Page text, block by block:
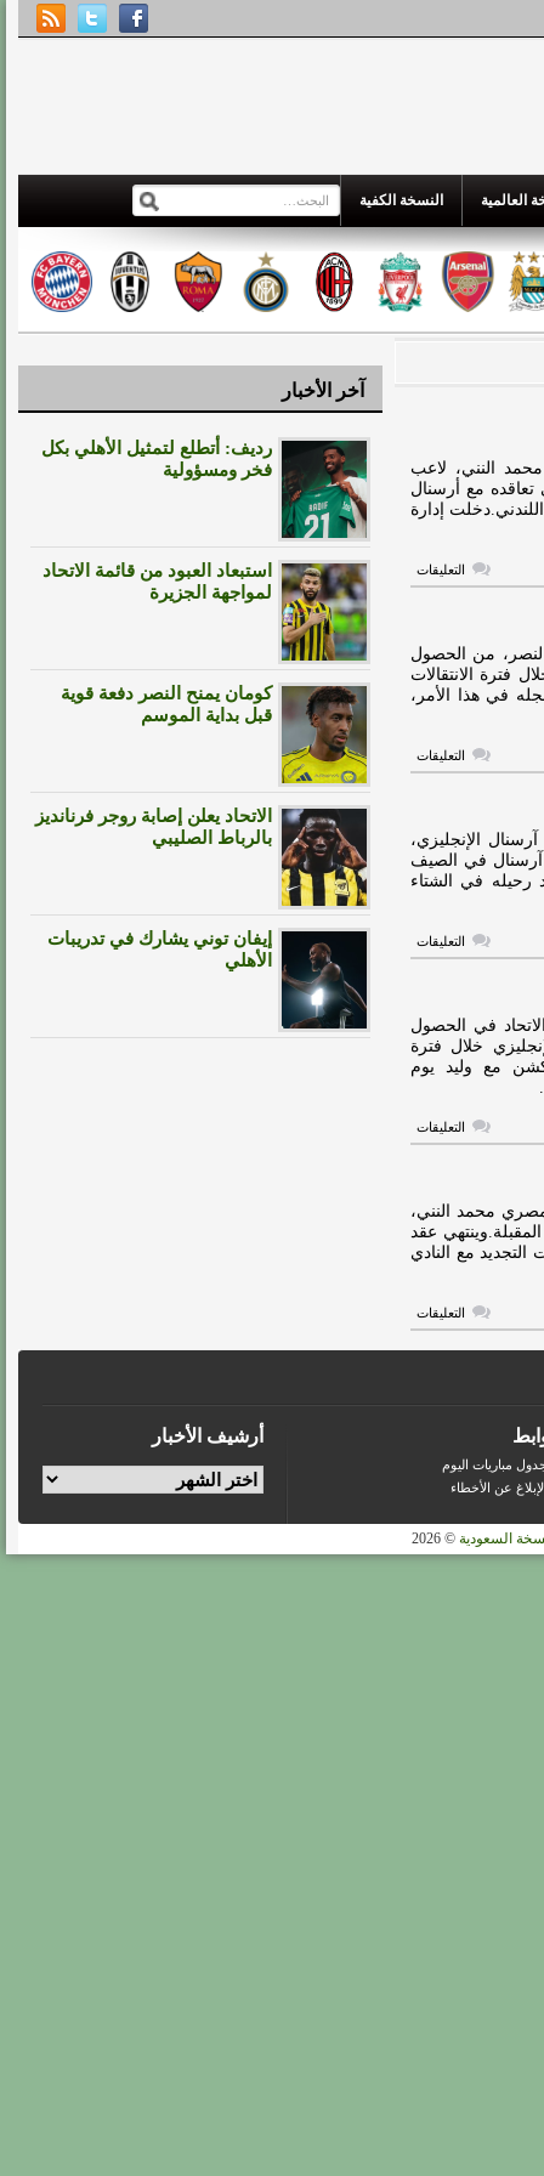
العالمية النسخة الكفية
النني، لاعب
تعاقده مع أرسنال
الفريق اللندني.دخلت إدارة
التعليقاتعلى
الخلود
أرسنال
السابق
مغلقة
من الحصول
فترة الانتقالات
في هذا الأمر،
التعليقاتعلى
حقيقة
مع
نجم
آرسنال
الإنجليزي،
آرسنال في الصيف
رحيله في الشتاء
التعليقاتعلى
والد
الاتحاد
مغلقة
في الحصول
خلال فترة
أكشن مع وليد يوم
التعليقاتعلى
فيديو:
منذ
فترة
مغلقة
محمد النني،
عقد
مع النادي
التعليقاتعلى
اتحاد
آخر الأخبار
رديف: أتطلع لتمثيل الأهلي بكل
فخر ومسؤولية
استبعاد العبود من قائمة الاتحاد
لمواجهة الجزيرة
كومان يمنح النصر دفعة قوية
قبل بداية الموسم
الاتحاد يعلن إصابة روجر فرنانديز
بالرباط الصليبي
إيفان توني يشارك في تدريبات
الأهلي
مباريات اليوم
عن الأخطاء
أرشيف الأخبار
السعودية © 2026